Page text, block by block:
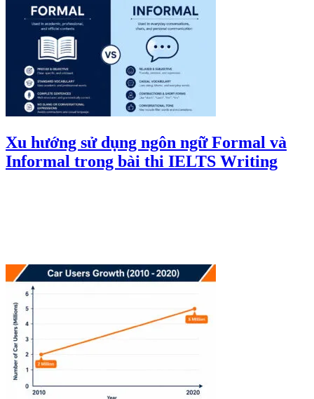
Xu hướng sử dụng ngôn ngữ Formal và
Informal trong bài thi IELTS Writing